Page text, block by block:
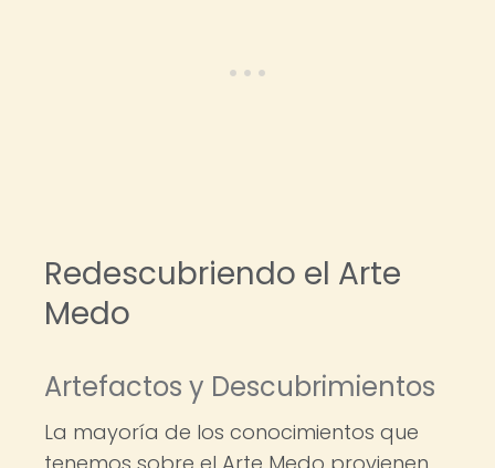
Redescubriendo el Arte
Medo
Artefactos y Descubrimientos
La mayoría de los conocimientos que